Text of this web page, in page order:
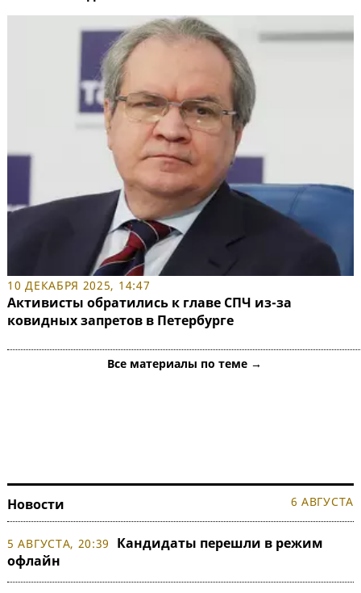
10 ДЕКАБРЯ 2025, 14:47
Активисты обратились к главе СПЧ из-за
ковидных запретов в Петербурге
Все материалы по теме →
Новости 6 АВГУСТА
5 АВГУСТА, 20:39
Кандидаты перешли в режим
офлайн